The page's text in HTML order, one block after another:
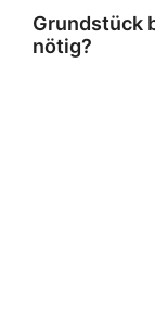
Grundstück
nötig?